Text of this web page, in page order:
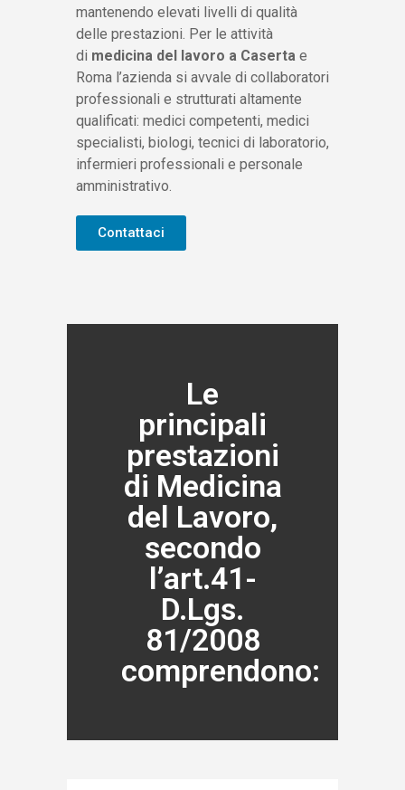
mantenendo elevati livelli di qualità
delle prestazioni. Per le attività
di medicina del lavoro a Caserta e
Roma l’azienda si avvale di collaboratori
professionali e strutturati altamente
qualificati: medici competenti, medici
specialisti, biologi, tecnici di laboratorio,
infermieri professionali e personale
amministrativo.
Contattaci
Le
principali
prestazioni
di Medicina
del Lavoro,
secondo
l’art.41-
D.Lgs.
81/2008
comprendono:​